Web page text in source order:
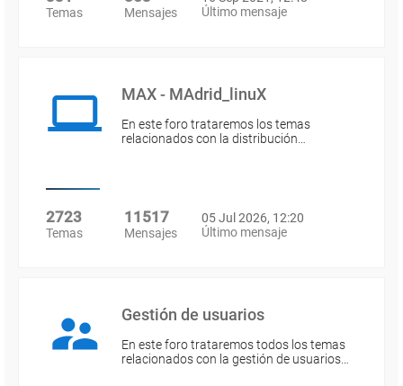
Temas Mensajes
Último mensaje
MAX - MAdrid_linuX
En este foro trataremos los temas
relacionados con la distribución…
2723
Temas
11517
Mensajes
05 Jul 2026, 12:20
Último mensaje
Gestión de usuarios
En este foro trataremos todos los temas
relacionados con la gestión de usuarios…